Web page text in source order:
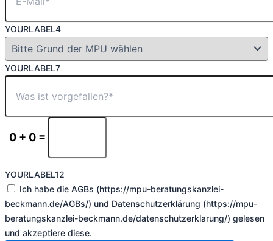
YOURLABEL4
YOURLABEL7
0 + 0 =
YOURLABEL12
Ich habe die AGBs (https://mpu-beratungskanzlei-
beckmann.de/AGBs/) und Datenschutzerklärung (https://mpu-
beratungskanzlei-beckmann.de/datenschutzerklarung/) gelesen
und akzeptiere diese.